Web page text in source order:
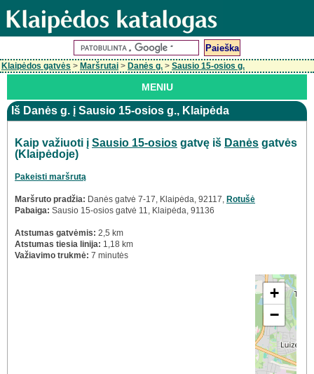
Klaipėdos gatvės > Maršrutai > Danės g. > Sausio 15-osios g.
MENIU
Iš Danės g. į Sausio 15-osios g., Klaipėda
Kaip važiuoti į Sausio 15-osios gatvę iš Danės gatvės
(Klaipėdoje)
Pakeisti maršrutą
Maršruto pradžia: Danės gatvė 7-17, Klaipėda, 92117, Rotušė
Pabaiga: Sausio 15-osios gatvė 11, Klaipėda, 91136
Atstumas gatvėmis: 2,5 km
Atstumas tiesia linija: 1,18 km
Važiavimo trukmė: 7 minutės
+
−